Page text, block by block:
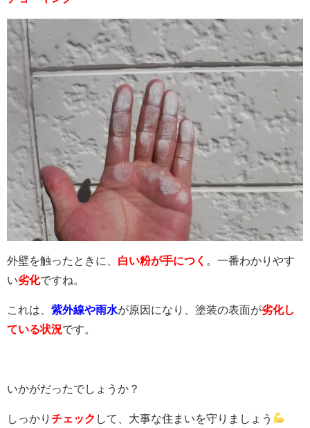
外壁を触ったときに、 白い粉が手につく 。一番わかりやす
い劣化ですね。
これは、 紫外線や雨水が原因になり、塗装の表面が劣化し
ている状況です。
いかがだったでしょうか？
しっかり チェック して、大事な住まいを守りましょう